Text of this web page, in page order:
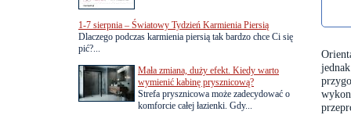
1-7 sierpnia – Światowy Tydzień Karmienia Piersią
Dlaczego podczas karmienia piersią tak bardzo chce Ci się
pić?...
Mała zmiana, duży efekt. Kiedy warto
wymienić kabinę prysznicową?
Strefa prysznicowa może zadecydować o
komforcie całej łazienki. Gdy...